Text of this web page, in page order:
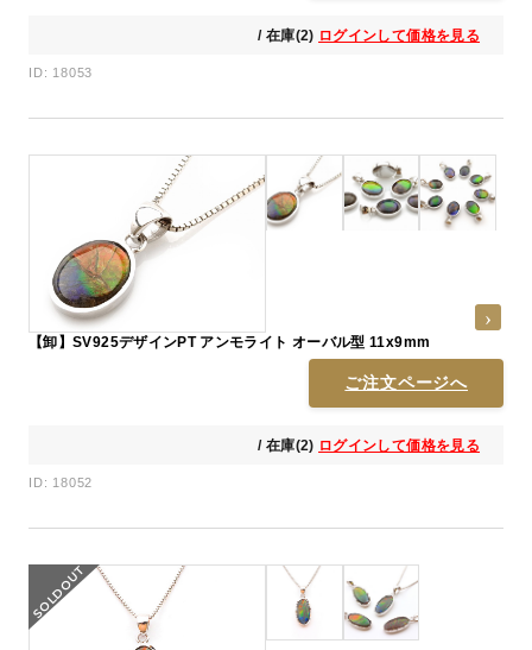
/ 在庫(2) ログインして価格を見る
ID: 18053
【卸】SV925デザインPT アンモライト オーバル型 11x9mm
ご注文ページへ
/ 在庫(2) ログインして価格を見る
ID: 18052